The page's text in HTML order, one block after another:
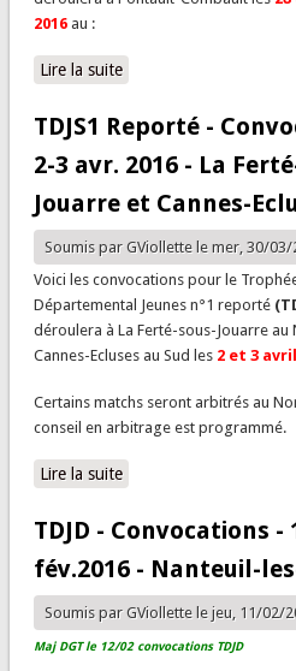
2016au :
Lire la suitede TDJS Finale -
TDJS1 Reporté -
2-3 avr. 2016 - La
Jouarre et Cannes-
Soumis par GViollettele mer, 30/03/
Voici les convocations pour le
Départemental Jeunes n°1 reporté
déroulera à La Ferté-sous-Jouarre au
Cannes-Ecluses au Sud les 2 et 3
Certains matchs seront arbitrés au
conseil en arbitrage est programmé.
Lire la suitede TDJS1 Reporté -
TDJD - Convocations -
fév.2016 - Nanteuil-
Soumis par GViollettele jeu, 11/02/
Maj DGT le 12/02 convocations TDJD